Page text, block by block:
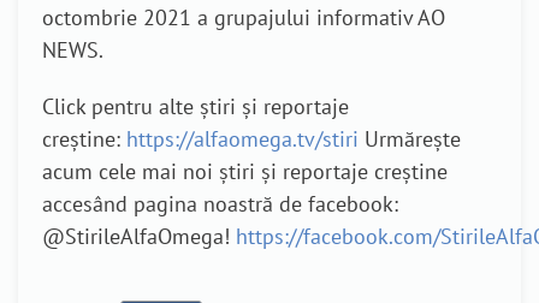
octombrie 2021 a grupajului informativ AO
NEWS.
Click pentru alte știri și reportaje
creștine: https://alfaomega.tv/stiri Urmărește
acum cele mai noi știri și reportaje creștine
accesând pagina noastră de facebook:
@StirileAlfaOmega! https://facebook.com/